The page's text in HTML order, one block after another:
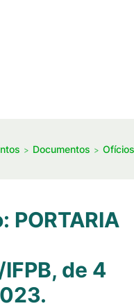
Documentos
PORTARIA
de 4